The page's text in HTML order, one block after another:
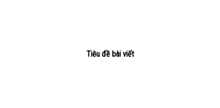
Tiêu đề bài viết